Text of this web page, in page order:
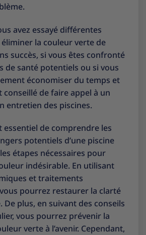
avez essayé différentes
la couleur verte de
succès, si vous êtes confronté
de santé potentiels ou si vous
économiser du temps et
conseillé de faire appel à un
entretien des piscines.
essentiel de comprendre les
potentiels d’une piscine
étapes nécessaires pour
indésirable. En utilisant
et traitements
pourrez restaurer la clarté
De plus, en suivant des conseils
vous pourrez prévenir la
verte à l’avenir. Cependant,